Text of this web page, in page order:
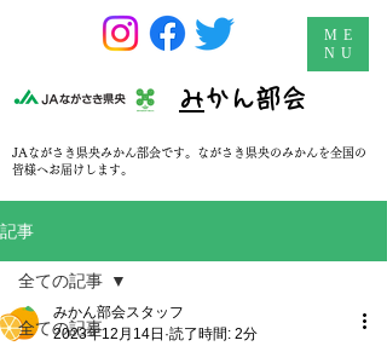
​みかん部会
ME
NU
JAながさき県央みかん部会です。ながさき県央のみかんを全国の
皆様へお届けします。
記事
全ての記事
全ての記事
みかん部会スタッフ
2023年12月14日 読了時間: 2分